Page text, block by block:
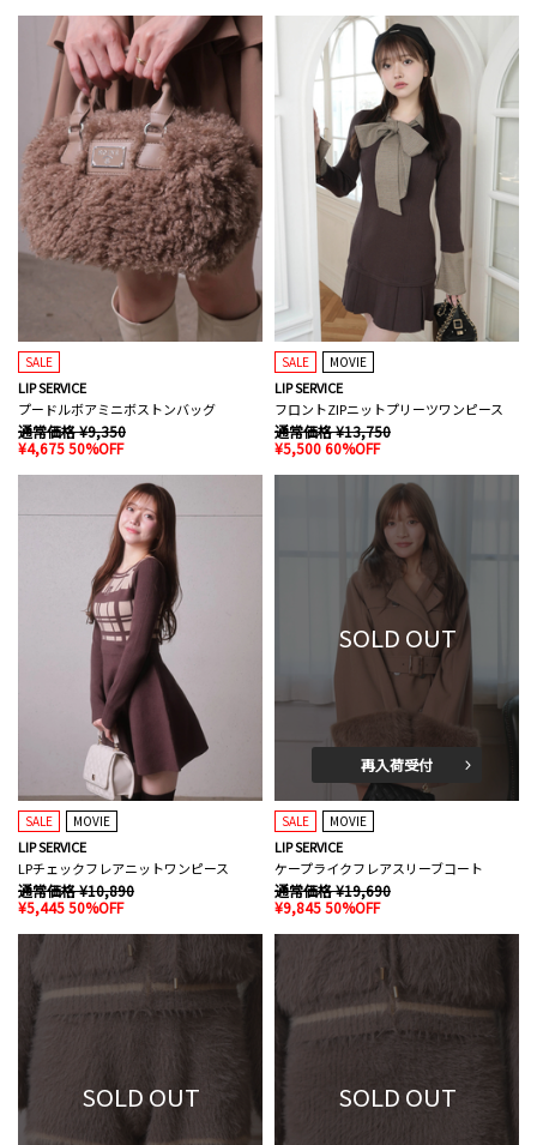
SALE
LIP SERVICE
プードルボアミニボストンバッグ
通常価格 ¥9,350
¥4,675 50%OFF
SALE MOVIE
LIP SERVICE
フロントZIPニットプリーツワンピース
通常価格 ¥13,750
¥5,500 60%OFF
SALE MOVIE
LIP SERVICE
LPチェックフレアニットワンピース
通常価格 ¥10,890
¥5,445 50%OFF
SOLD OUT
再入荷受付
SALE MOVIE
LIP SERVICE
ケープライクフレアスリーブコート
通常価格 ¥19,690
¥9,845 50%OFF
SOLD OUT SOLD OUT